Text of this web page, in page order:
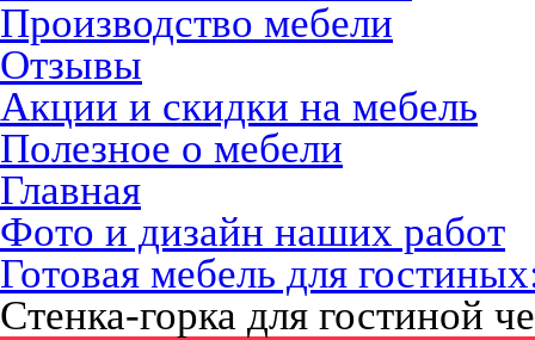
Производство мебели
Отзывы
Акции и скидки на мебель
Полезное о мебели
Главная
Фото и дизайн наших работ
Готовая мебель для
Стенка-горка для гостиной